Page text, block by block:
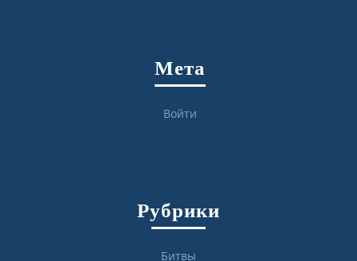
Мета
Войти
Рубрики
Битвы